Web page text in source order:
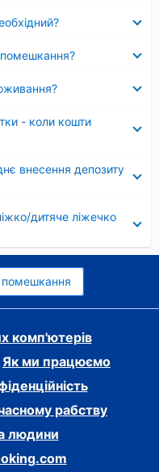
помешкання?
- коли кошти
внесення депозиту
дитяче ліжечко
помешкання
комп'ютерів
Як ми працюємо
рабству
людини